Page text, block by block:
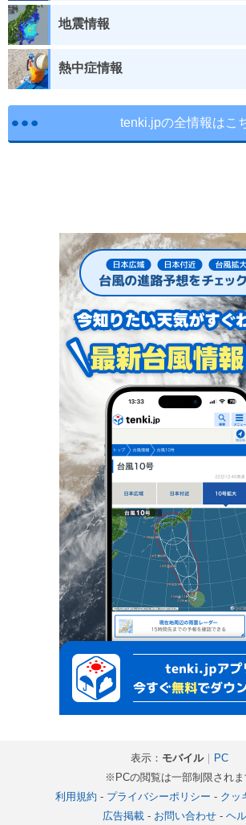
地震情報
熱中症情報
tenki.jpの全情報はこ
表示： モバイル｜ PC
※PCの閲覧は一部制限されま
利用規約 - プライバシーポリシー - クッ
広告掲載- お問い合わせ- ヘ